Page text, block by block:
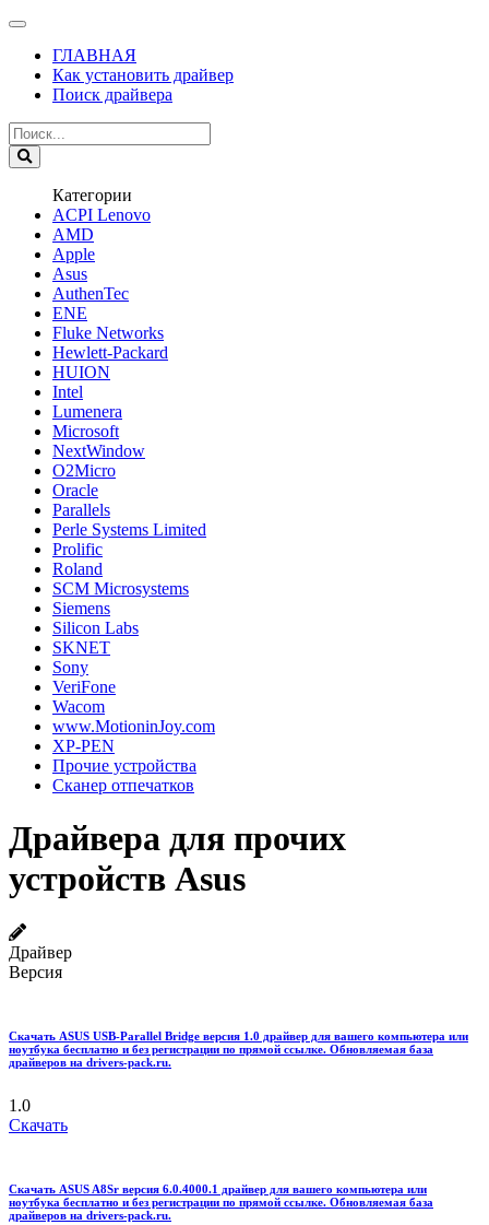
ГЛАВНАЯ
Как установить драйвер
Поиск драйвера
Категории
ACPI Lenovo
AMD
Apple
Asus
AuthenTec
ENE
Fluke Networks
Hewlett-Packard
HUION
Intel
Lumenera
Microsoft
NextWindow
O2Micro
Oracle
Parallels
Perle Systems Limited
Prolific
Roland
SCM Microsystems
Siemens
Silicon Labs
SKNET
Sony
VeriFone
Wacom
www.MotioninJoy.com
XP-PEN
Прочие устройства
Сканер отпечатков
Драйвера для прочих
устройств Asus
Драйвер
Версия
Скачать ASUS USB-Parallel Bridge версия 1.0 драйвер для вашего компьютера или
ноутбука бесплатно и без регистрации по прямой ссылке. Обновляемая база
драйверов на drivers-pack.ru.
1.0
Скачать
Скачать ASUS A8Sr версия 6.0.4000.1 драйвер для вашего компьютера или
ноутбука бесплатно и без регистрации по прямой ссылке. Обновляемая база
драйверов на drivers-pack.ru.